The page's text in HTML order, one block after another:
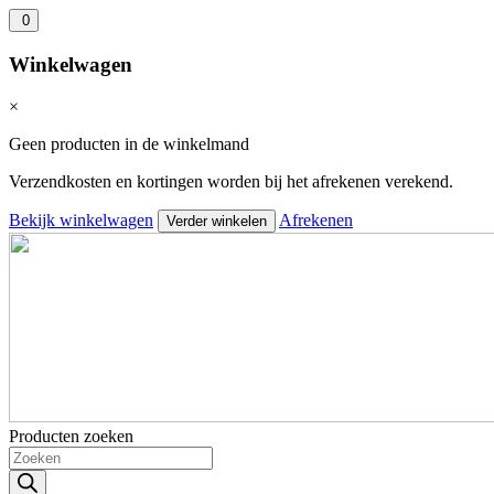
0
Winkelwagen
×
Geen producten in de winkelmand
Verzendkosten en kortingen worden bij het afrekenen verekend.
Bekijk winkelwagen Verder winkelen Afrekenen
Producten zoeken